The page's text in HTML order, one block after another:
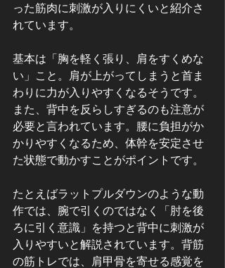
った筋肉に刺激が入りにくいと紹介さ
れています。
基本は「胸を軽く張り、肩をすくめな
い」こと。肩が上がってしまうと首ま
わりに力が入りやすくなるそうです。
また、背中を反らしすぎるのも注意が
必要と言われています。腰に負担がか
かりやすくなるため、体幹を安定させ
た状態で動かすことがポイントです。
たとえばラットプルダウンのような動
作では、腕で引くのではなく「肘を後
ろに引く意識」を持つと背中に刺激が
入りやすいと解説されています。背筋
の筋トレでは、肩甲骨を寄せる感覚を